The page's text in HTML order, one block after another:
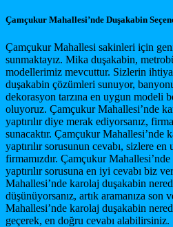
Çamçukur Mahallesi’nde Duşakabin
Çamçukur Mahallesi sakinleri için
sunmaktayız. Mika duşakabin,
modellerimiz mevcuttur. Sizlerin
duşakabin çözümleri sunuyor,
dekorasyon tarzına en uygun modeli
oluyoruz. Çamçukur Mahallesi’nde
yaptırılır diye merak ediyorsanız,
sunacaktır. Çamçukur Mahallesi’nde
yaptırılır sorusunun cevabı, sizlere
firmamızdır. Çamçukur
yaptırılır sorusuna en iyi cevabı biz
Mahallesi’nde karolaj duşakabin
düşünüyorsanız, artık aramanıza
Mahallesi’nde karolaj duşakabin
geçerek, en doğru cevabı alabilirsiniz.